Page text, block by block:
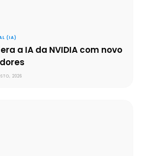
(IA)
a IA da NVIDIA com novo
2026